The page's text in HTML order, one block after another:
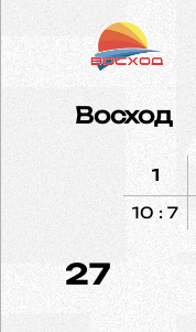
Восход
1
10 : 7
27